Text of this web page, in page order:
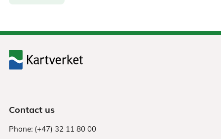
Contact us
Phone: (+47) 32 11 80 00